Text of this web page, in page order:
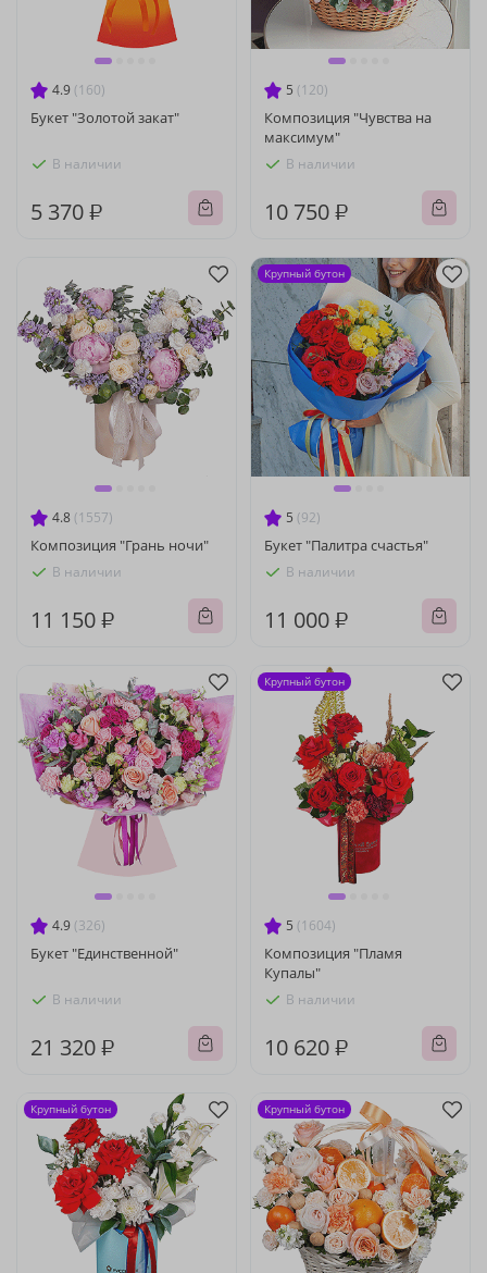
4.9 (160)
Букет "Золотой закат"
В наличии
5 370 ₽
5 (120)
Композиция "Чувства на
максимум"
В наличии
10 750 ₽
4.8 (1557)
Композиция "Грань ночи"
В наличии
11 150 ₽
5 (92)
Букет "Палитра счастья"
В наличии
11 000 ₽
Крупный бутон
4.9 (326)
Букет "Единственной"
В наличии
21 320 ₽
5 (1604)
Композиция "Пламя
Купалы"
В наличии
10 620 ₽
Крупный бутон
Крупный бутон Крупный бутон